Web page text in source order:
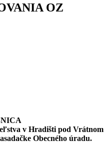
OZ
v Hradišti pod Vrátnom
Obecného úradu.